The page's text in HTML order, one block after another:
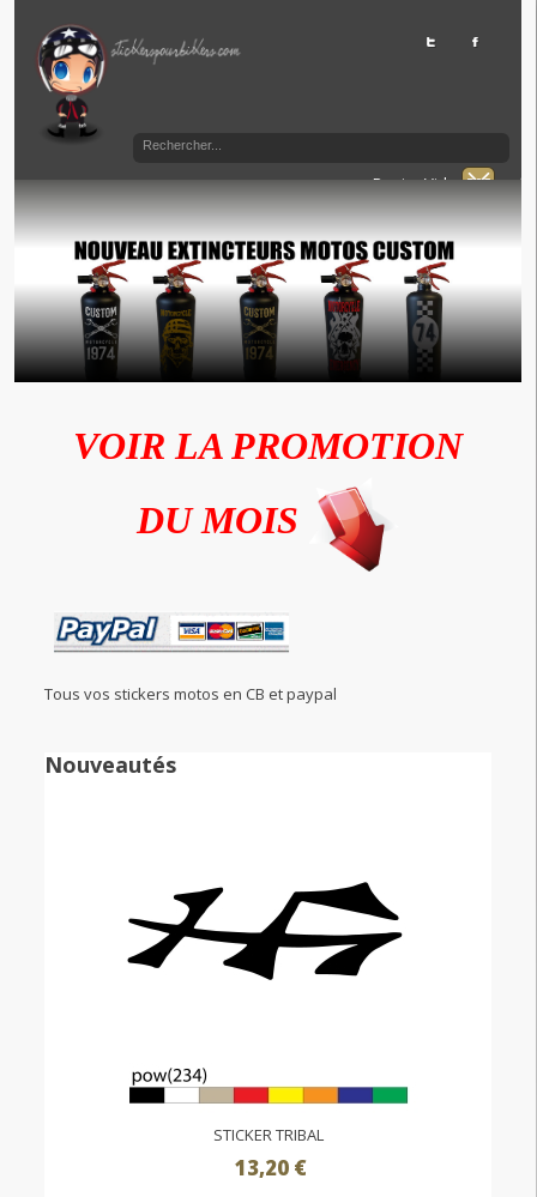
Panier Vide
VOIR LA PROMOTION
DU MOIS
Tous vos stickers motos en CB et paypal
Nouveautés
STICKER TRIBAL
13,20 €